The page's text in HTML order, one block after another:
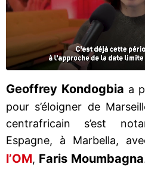
Geoffrey Kondogbia a
pour s’éloigner de
centrafricain s’est
Espagne, à Marbella,
l’OM, Faris Moumbagna